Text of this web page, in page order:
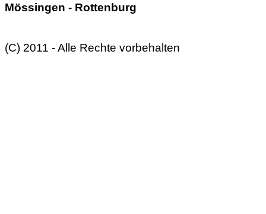
Mössingen - Rottenburg
(C) 2011 - Alle Rechte vorbehalten